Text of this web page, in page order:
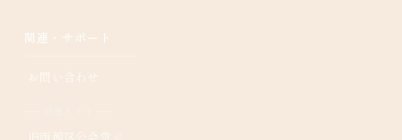
関連・サポート
お問い合わせ